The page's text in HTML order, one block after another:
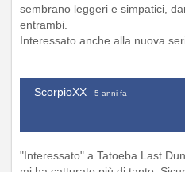
sembrano leggeri e simpatici,
entrambi.
Interessato anche alla nuova
ScorpioXX - 5 anni fa
"Interessato" a Tatoeba Last